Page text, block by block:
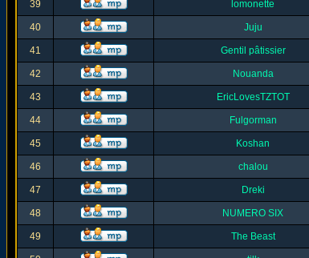
39 lomonette
40 Juju
41 Gentil pâtissier
42 Nouanda
43 EricLovesTZTOT
44 Fulgorman
45 Koshan
46 chalou
47 Dreki
48 NUMERO SIX
49 The Beast